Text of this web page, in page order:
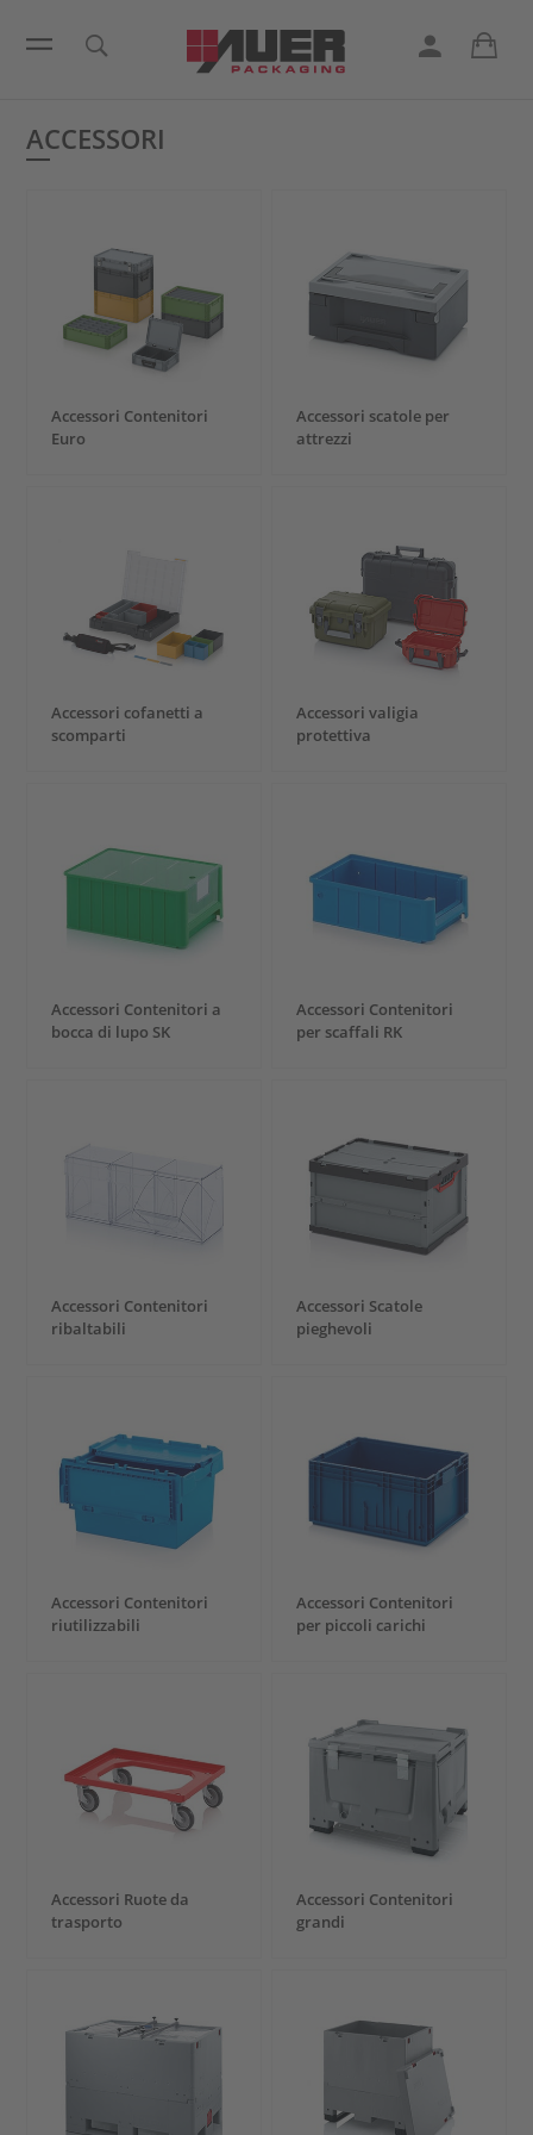
ACCESSORI
Accessori Contenitori
Euro
Accessori scatole per
attrezzi
Accessori cofanetti a
scomparti
Accessori valigia
protettiva
Accessori Contenitori a
bocca di lupo SK
Accessori Contenitori
per scaffali RK
Accessori Contenitori
ribaltabili
Accessori Scatole
pieghevoli
Accessori Contenitori
riutilizzabili
Accessori Contenitori
per piccoli carichi
Accessori Ruote da
trasporto
Accessori Contenitori
grandi